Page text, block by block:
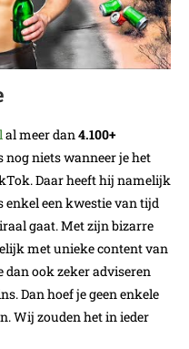
al meer dan4.100+
nog niets wanneer je het
Daar heeft hij namelijk
enkel een kwestie van tijd
gaat. Met zijn bizarre
met unieke content van
dan ook zeker adviseren
Dan hoef je geen enkele
Wij zouden het in ieder